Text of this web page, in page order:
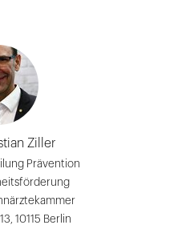
Ziller
Prävention
10115 Berlin